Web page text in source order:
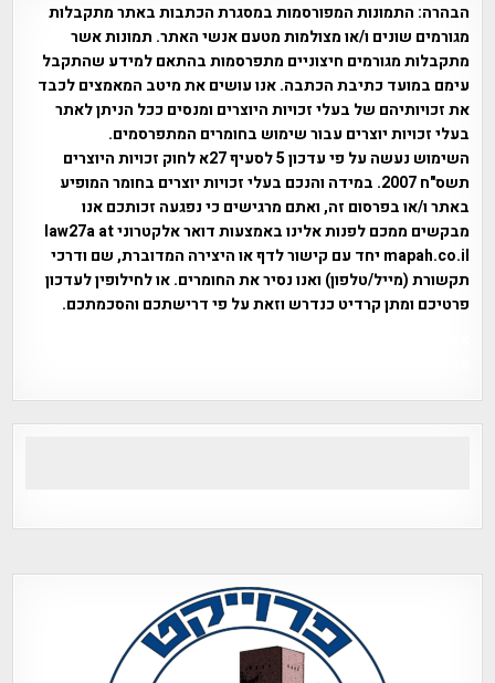
הבהרה: התמונות המפורסמות במסגרת הכתבות באתר מתקבלות
מגורמים שונים ו/או מצולמות מטעם אנשי האתר. תמונות אשר
מתקבלות מגורמים חיצוניים מתפרסמות בהתאם למידע שהתקבל
עימם במועד כתיבת הכתבה. אנו עושים את מיטב המאמצים לכבד
את זכויותיהם של בעלי זכויות היוצרים ומנסים ככל הניתן לאתר
בעלי זכויות יוצרים עבור שימוש בחומרים המתפרסמים.
השימוש נעשה על פי עדכון 5 לסעיף 27א לחוק זכויות היוצרים
תשס"ח 2007. במידה והנכם בעלי זכויות יוצרים בחומר המופיע
באתר ו/או בפרסום זה, ואתם מרגישים כי נפגעה זכותכם אנו
מבקשים ממכם לפנות אלינו באמצעות דואר אלקטרוני law27a at
mapah.co.il יחד עם קישור לדף או היצירה המדוברת, שם ודרכי
תקשורת (מייל/טלפון) ואנו נסיר את החומרים. או לחילופין לעדכון
פרטיכם ומתן קרדיט כנדרש וזאת על פי דרישתכם והסכמתכם.